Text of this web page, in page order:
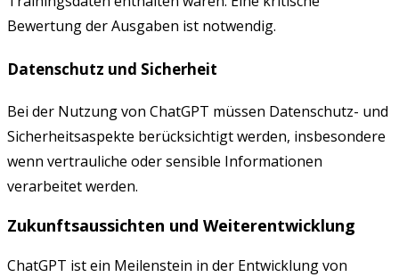
Bewertung der Ausgaben ist notwendig.
Datenschutz und Sicherheit
Bei der Nutzung von ChatGPT müssen Datenschutz- und
Sicherheitsaspekte berücksichtigt werden, insbesondere
wenn vertrauliche oder sensible Informationen
verarbeitet werden.
Zukunftsaussichten und Weiterentwicklung
ChatGPT ist ein Meilenstein in der Entwicklung von